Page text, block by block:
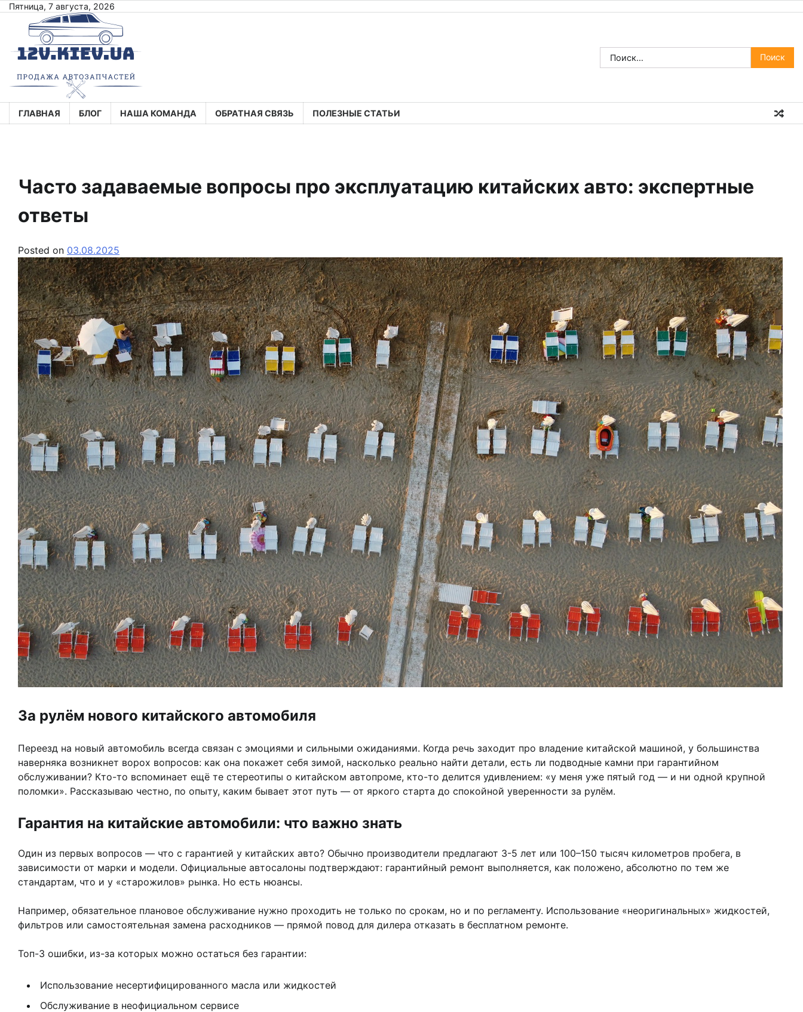
Skip
content
Пятница, 7 августа, 2026
Найти:
ГЛАВНАЯ БЛОГ НАША КОМАНДА ОБРАТНАЯ СВЯЗЬ ПОЛЕЗНЫЕ СТАТЬИ
Часто задаваемые вопросы про эксплуатацию китайских авто: экспертные
ответы
Posted on 03.08.2025
За рулём нового китайского автомобиля
Переезд на новый автомобиль всегда связан с эмоциями и сильными ожиданиями. Когда речь заходит про владение китайской машиной, у большинства
наверняка возникнет ворох вопросов: как она покажет себя зимой, насколько реально найти детали, есть ли подводные камни при гарантийном
обслуживании? Кто-то вспоминает ещё те стереотипы о китайском автопроме, кто-то делится удивлением: «у меня уже пятый год — и ни одной крупной
поломки». Рассказываю честно, по опыту, каким бывает этот путь — от яркого старта до спокойной уверенности за рулём.
Гарантия на китайские автомобили: что важно знать
Один из первых вопросов — что с гарантией у китайских авто? Обычно производители предлагают 3-5 лет или 100–150 тысяч километров пробега, в
зависимости от марки и модели. Официальные автосалоны подтверждают: гарантийный ремонт выполняется, как положено, абсолютно по тем же
стандартам, что и у «старожилов» рынка. Но есть нюансы.
Например, обязательное плановое обслуживание нужно проходить не только по срокам, но и по регламенту. Использование «неоригинальных» жидкостей,
фильтров или самостоятельная замена расходников — прямой повод для дилера отказать в бесплатном ремонте.
Топ-3 ошибки, из-за которых можно остаться без гарантии:
Использование несертифицированного масла или жидкостей
Обслуживание в неофициальном сервисе